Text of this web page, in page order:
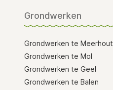
Grondwerken
Grondwerken te Meerhout
Grondwerken te Mol
Grondwerken te Geel
Grondwerken te Balen